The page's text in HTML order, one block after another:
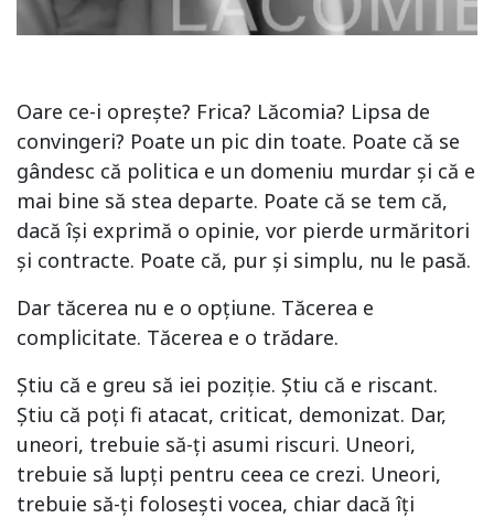
Oare ce-i oprește? Frica? Lăcomia? Lipsa de
convingeri? Poate un pic din toate. Poate că se
gândesc că politica e un domeniu murdar și că e
mai bine să stea departe. Poate că se tem că,
dacă își exprimă o opinie, vor pierde urmăritori
și contracte. Poate că, pur și simplu, nu le pasă.
Dar tăcerea nu e o opțiune. Tăcerea e
complicitate. Tăcerea e o trădare.
Știu că e greu să iei poziție. Știu că e riscant.
Știu că poți fi atacat, criticat, demonizat. Dar,
uneori, trebuie să-ți asumi riscuri. Uneori,
trebuie să lupți pentru ceea ce crezi. Uneori,
trebuie să-ți folosești vocea, chiar dacă îți